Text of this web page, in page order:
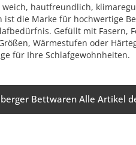
weich, hautfreundlich,
ist die Marke für hochwertige
Gefüllt mit Fasern,
Wärmestufen oder
für Ihre Schlafgewohnheiten.
Bettwaren Alle Artikel